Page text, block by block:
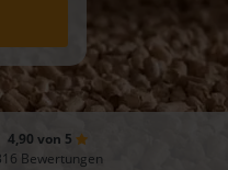
4,90 von 5
Bewertungen